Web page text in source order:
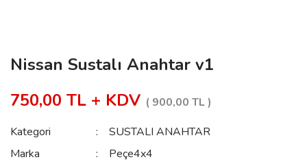
Nissan Sustalı Anahtar v1
750,00 TL + KDV ( 900,00 TL )
Kategori
SUSTALI ANAHTAR
Marka
Peçe4x4